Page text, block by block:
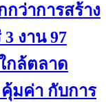
กว่าการสร้าง
งาน 97
กล้ตลาด
มค่า กับการ